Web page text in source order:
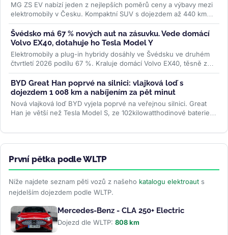
MG ZS EV nabízí jeden z nejlepších poměrů ceny a výbavy mezi
elektromobily v Česku. Kompaktní SUV s dojezdem až 440 km
WLTP a 7letou...>>
Švédsko má 67 % nových aut na zásuvku. Vede domácí
Volvo EX40, dotahuje ho Tesla Model Y
Elektromobily a plug-in hybridy dosáhly ve Švédsku ve druhém
čtvrtletí 2026 podílu 67 %. Kraluje domácí Volvo EX40, těsně za
ním Tesla...>>
BYD Great Han poprvé na silnici: vlajková loď s
dojezdem 1 008 km a nabíjením za pět minut
Nová vlajková loď BYD vyjela poprvé na veřejnou silnici. Great
Han je větší než Tesla Model S, ze 102kilowatthodinové baterie
První pětka podle WLTP
Níže najdete seznam pěti vozů z našeho katalogu elektroaut s
nejdelším dojezdem podle WLTP.
Mercedes-Benz - CLA 250+ Electric
Dojezd dle WLTP: 808 km